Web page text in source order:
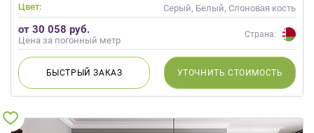
Цвет:
Серый, Белый, Слоновая кость
от 30 058 руб.
Цена за погонный метр
Страна:
БЫСТРЫЙЗАКАЗ УТОЧНИТЬ СТОИМОСТЬ